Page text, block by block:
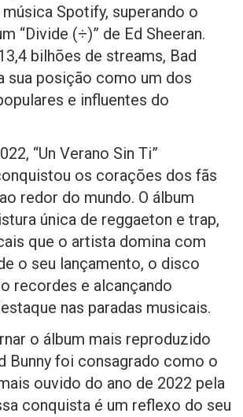
Spotify, superando o
“Divide (÷)” de Ed Sheeran.
bilhões de streams, Bad
sua posição como um dos
e influentes do
“Un Verano Sin Ti”
os corações dos fãs
redor do mundo. O álbum
única de reggaeton e trap,
que o artista domina com
o seu lançamento, o disco
recordes e alcançando
nas paradas musicais.
o álbum mais reproduzido
Bunny foi consagrado como o
ouvido do ano de 2022 pela
conquista é um reflexo do seu